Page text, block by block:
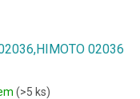
02036
(>5 ks)